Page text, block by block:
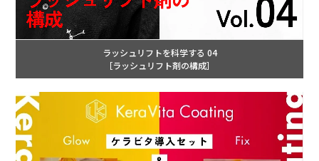
ラッシュリフトを科学する 04
［ラッシュリフト剤の構成］